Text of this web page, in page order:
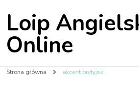
Loip
Online
Strona główna akcent brytyjski